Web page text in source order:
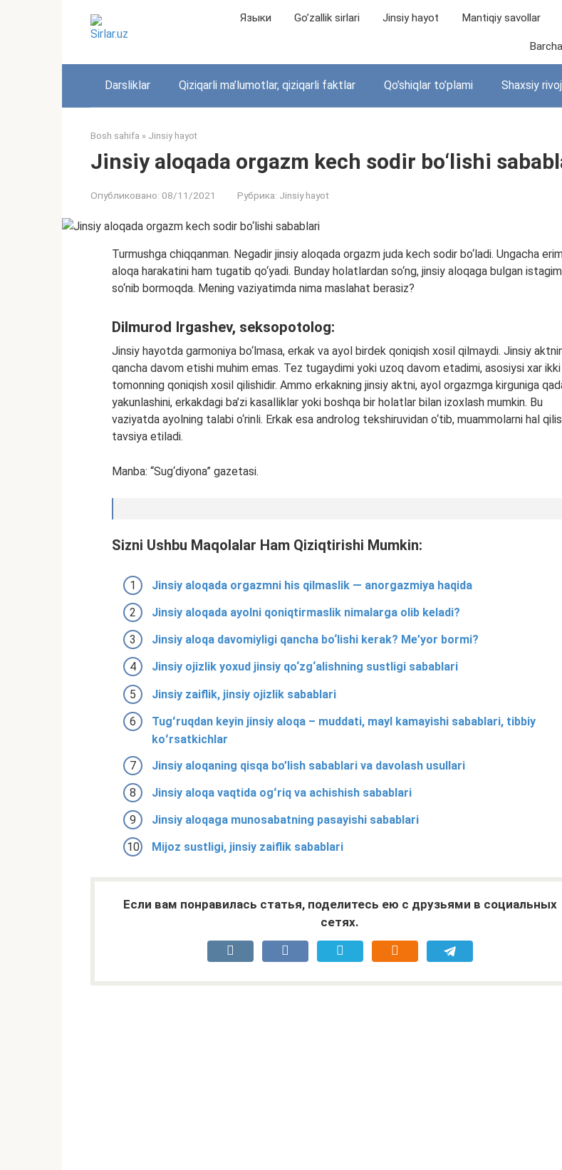
Языки Go’zallik sirlari Jinsiy hayot Mantiqiy savollar
Darsliklar Qiziqarli ma’lumotlar, qiziqarli faktlar Qo’shiqlar to’plami Shaxsiy
Bosh sahifa » Jinsiy hayot
Jinsiy aloqada orgazm kech sodir bo‘lishi
Опубликовано: 08/11/2021 Рубрика: Jinsiy hayot
Turmushga chiqqanman. Negadir jinsiy aloqada orgazm juda kech sodir bo‘ladi. Ungacha
aloqa harakatini ham tugatib qo‘yadi. Bunday holatlardan so‘ng, jinsiy aloqaga bulgan istagim
so‘nib bormoqda. Mening vaziyatimda nima maslahat berasiz?
Dilmurod Irgashev, seksopotolog:
Jinsiy hayotda garmoniya bo‘lmasa, erkak va ayol birdek qoniqish xosil qilmaydi. Jinsiy
qancha davom etishi muhim emas. Tez tugaydimi yoki uzoq davom etadimi, asosiysi xar ikki
tomonning qoniqish xosil qilishidir. Ammo erkakning jinsiy aktni, ayol orgazmga kirguniga
yakunlashini, erkakdagi ba’zi kasalliklar yoki boshqa bir holatlar bilan izoxlash mumkin. Bu
vaziyatda ayolning talabi o‘rinli. Erkak esa androlog tekshiruvidan o‘tib, muammolarni hal
tavsiya etiladi.
Manba: “Sug‘diyona” gazetasi.
Sizni Ushbu Maqolalar Ham Qiziqtirishi Mumkin:
Jinsiy aloqada orgazmni his qilmaslik — anorgazmiya haqida
Jinsiy aloqada ayolni qoniqtirmaslik nimalarga olib keladi?
Jinsiy aloqa davomiyligi qancha bo‘lishi kerak? Me’yor bormi?
Jinsiy ojizlik yoxud jinsiy qo‘zg‘alishning sustligi sabablari
Jinsiy zaiflik, jinsiy ojizlik sabablari
Tugʻruqdan keyin jinsiy aloqa – muddati, mayl kamayishi sabablari, tibbiy
koʻrsatkichlar
Jinsiy aloqaning qisqa bo’lish sabablari va davolash usullari
Jinsiy aloqa vaqtida ogʻriq va achishish sabablari
Jinsiy aloqaga munosabatning pasayishi sabablari
Mijoz sustligi, jinsiy zaiflik sabablari
Если вам понравилась статья, поделитесь ею с друзьями в социальных
сетях.